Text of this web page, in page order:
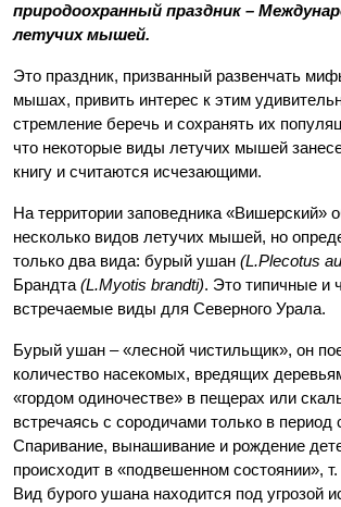
природоохранный праздник –
летучих мышей.
Это праздник, призванный развенчать
мышах, привить интерес к этим
стремление беречь и сохранять их
что некоторые виды летучих мышей
книгу и считаются исчезающими.
На территории заповедника «Вишерский»
несколько видов летучих мышей, но
только два вида: бурый ушан (L.Plecotus
Брандта (L.Myotis brandti). Это типичные и
встречаемые виды для Северного Урала.
Бурый ушан – «лесной чистильщик», он
количество насекомых, вредящих
«гордом одиночестве» в пещерах или
встречаясь с сородичами только в период
Спаривание, вынашивание и рождение
происходит в «подвешенном состоянии», т.
Вид бурого ушана находится под угрозой